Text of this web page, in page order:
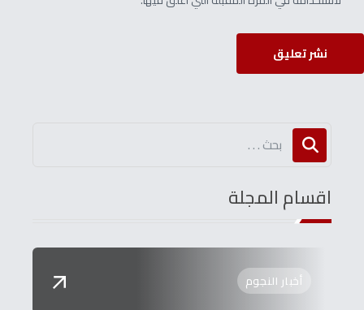
نشر تعليق
اقسام المجلة
أخبار النجوم